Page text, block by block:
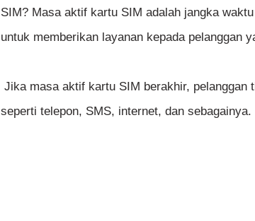
SIM? Masa aktif kartu SIM adalah jangka
untuk memberikan layanan kepada pelanggan
Jika masa aktif kartu SIM berakhir, pelanggan
seperti telepon, SMS, internet, dan sebagainya.